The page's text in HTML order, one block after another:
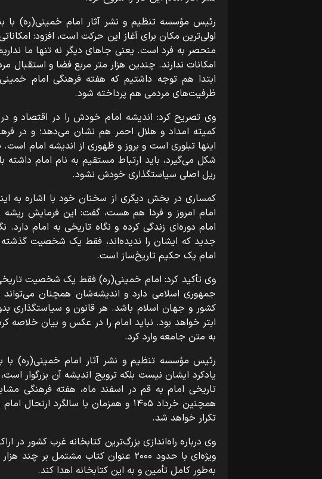
رئیس مؤسسه تنظیم و نشر آثار امام خمینی(ره) با
اولی‌ترین مکان برای آغاز این حرکت است، افزود:
منحصر به فرد است. یعنی جاهای دیگر نه تنها ما
امکانات ندارند. چندین هزار متر مربع فضا و استقبال
ابتدا هم توجه داشتیم که هفته فرهنگی امام
ظرفیت‌های مردمی هم پرداخته شود.
وی تصریح کرد: اندیشه امام خودش را در اقتصاد و
کمیته امداد و هلال احمر هم نشان می‌دهد؛ و در
اینها تبلوری است و بروز و ظهوری از اندیشه امام
شکل می‌گیرد، باید ارتباط مستقیم به نام امام
ریل اصلی سیاستگذاری خودش نشود.
کمساری در بخش دیگری از سخنان خود با اشاره به
امام امروز و فردا هم هست، گفت: این فرمایش ریشه
امام دوره‌ای زندگی کرده و نگاه تاریخی به امام
جدید که ایشان را ندیده‌اند، فقط یک شخصیت گذشته
امام یک حکیم تاریخ‌ساز است.
وی تأکید کرد: امام خمینی(ره) فقط یک شخصیت
جمهوری اسلامی‌ دارد و اندیشه‌شان همچنان
کشور و جهان اسلام باشد. هر قانون و سیاستگذاری
ابتر خواهد بود. نباید امام را در عکس و بیان خلاصه
به متن جامعه وارد کرد.
رئیس مؤسسه تنظیم و نشر آثار امام خمینی(ره) با
یادکرد ایشان نیست بلکه ترویج اندیشه آن بزرگوار
تاریخی امام به قم در اسفند ماه، هفته فرهنگی
همچنین خرداد ۱۴۰۵ و همزمان با سالگرد
تکرار خواهد شد.
وی درباره راه‌اندازی بزرگ‌ترین کتابخانه غرب کشور
ویژه‌ای با حدود ۲۰۰۰ عنوان کتاب مشتمل
به‌طور کامل تأمین و به این کتابخانه اهدا کند.